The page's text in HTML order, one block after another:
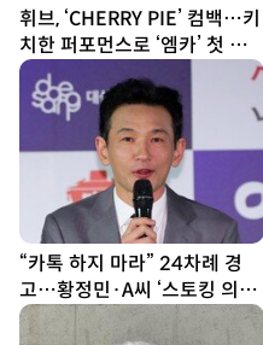
휘브, ‘CHERRY PIE’ 컴백…키
치한 퍼포먼스로 ‘엠카’ 첫 무
대
“카톡 하지 마라” 24차례 경
고…황정민·A씨 ‘스토킹 의혹’
두고 공방 전면전